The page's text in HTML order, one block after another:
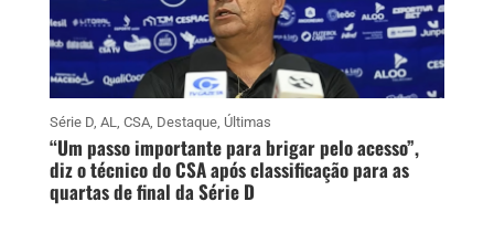
Série D, AL, CSA, Destaque, Últimas
“Um passo importante para brigar pelo acesso”,
diz o técnico do CSA após classificação para as
quartas de final da Série D